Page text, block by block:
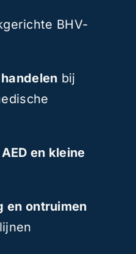
BHV-
bij
AED en kleine
en ontruimen